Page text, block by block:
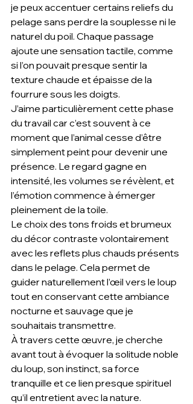
je peux accentuer certains reliefs du
pelage sans perdre la souplesse ni le
naturel du poil. Chaque passage
ajoute une sensation tactile, comme
si l’on pouvait presque sentir la
texture chaude et épaisse de la
fourrure sous les doigts.
J’aime particulièrement cette phase
du travail car c’est souvent à ce
moment que l’animal cesse d’être
simplement peint pour devenir une
présence. Le regard gagne en
intensité, les volumes se révèlent, et
l’émotion commence à émerger
pleinement de la toile.
Le choix des tons froids et brumeux
du décor contraste volontairement
avec les reflets plus chauds présents
dans le pelage. Cela permet de
guider naturellement l’œil vers le loup
tout en conservant cette ambiance
nocturne et sauvage que je
souhaitais transmettre.
À travers cette œuvre, je cherche
avant tout à évoquer la solitude noble
du loup, son instinct, sa force
tranquille et ce lien presque spirituel
qu’il entretient avec la nature.